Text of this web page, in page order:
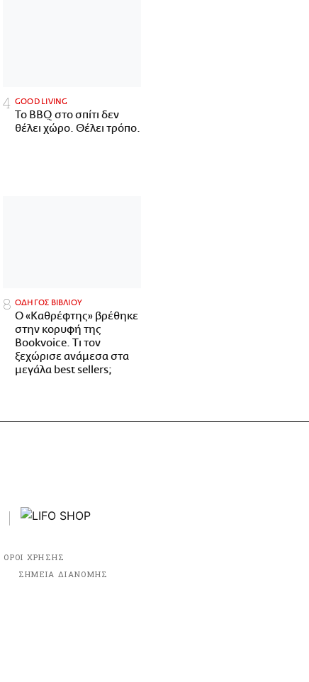
GOOD LIVING
Το BBQ στο σπίτι δεν
θέλει χώρο. Θέλει τρόπο.
ΟΔΗΓΟΣ ΒΙΒΛΙΟΥ
Ο «Καθρέφτης» βρέθηκε
στην κορυφή της
Bookvoice. Τι τον
ξεχώρισε ανάμεσα στα
μεγάλα best sellers;
ΟΡΟΙ ΧΡΗΣΗΣ
ΣΗΜΕΙΑ ΔΙΑΝΟΜΗΣ